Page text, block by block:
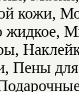
кожи,
Пены